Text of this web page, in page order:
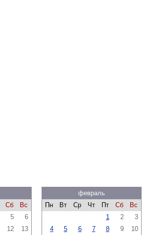
Сб
Вс
5
6
12
13
февраль
Пн
Вт Ср Чт Пт Сб
Вс
1
2
3
4
5 6 7 8 9
10